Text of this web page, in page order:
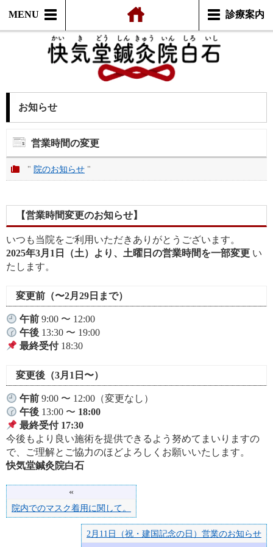
MENU 診療案内
お知らせ
営業時間の変更
" 院のお知らせ "
【営業時間変更のお知らせ】
いつも当院をご利用いただきありがとうございます。
2025年3月1日（土）より、土曜日の営業時間を一部変更 い
たします。
変更前（〜2月29日まで）
午前 9:00 〜 12:00
午後 13:30 〜 19:00
最終受付18:30
変更後（3月1日〜）
午前 9:00 〜 12:00（変更なし）
午後 13:00 〜 18:00
最終受付 17:30
今後もより良い施術を提供できるよう努めてまいりますの
で、ご理解とご協力のほどよろしくお願いいたします。
快気堂鍼灸院白石
«
院内でのマスク着用に関して。
2月11日（祝・建国記念の日）営業のお知らせ